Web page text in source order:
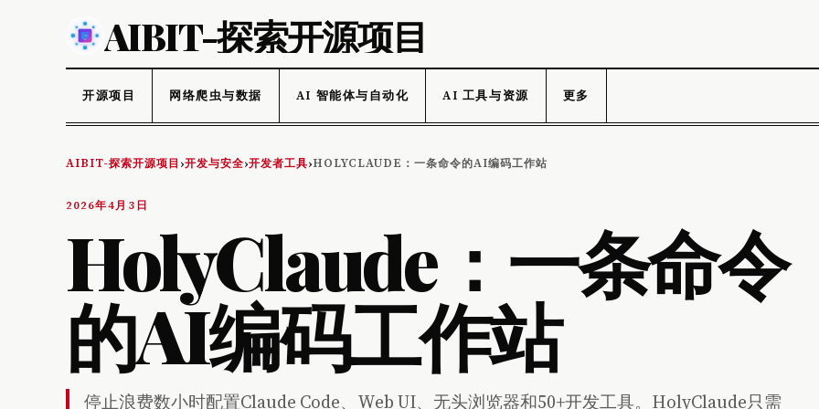
AIBIT-探索开源项目
开源项目 网络爬虫与数据 AI 智能体与自动化 AI 工具与资源 更多
AIBIT-探索开源项目 ›开发与安全›开发者工具›HOLYCLAUDE：一条命令的AI编码工作站
2026年4月3日
HolyClaude：一条命令
的AI编码工作站
停止浪费数小时配置Claude Code、Web UI、无头浏览器和50+开发工具。HolyClaude只需